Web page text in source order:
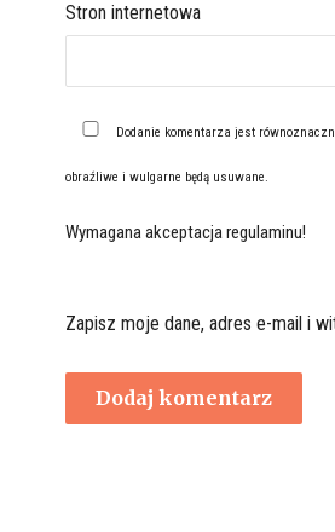
Stron internetowa
Dodanie komentarza jest
obraźliwe i wulgarne będą usuwane.
Wymagana akceptacja regulaminu!
Zapisz moje dane, adres e-mail i